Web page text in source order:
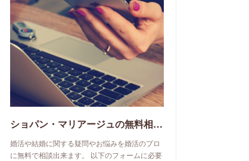
ショパン・マリアージュの無料相談予約申込み
婚活や結婚に関する疑問やお悩みを婚活のプロ
に無料で相談出来ます。 以下のフォームに必要